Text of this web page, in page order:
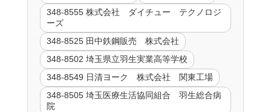
348-8555 株式会社 ダイチュー テクノロジ
ーズ
348-8525 田中鉄鋼販売 株式会社
348-8502 埼玉県立羽生実業高等学校
348-8549 日清ヨーク 株式会社 関東工場
348-8505 埼玉医療生活協同組合 羽生総合病
院